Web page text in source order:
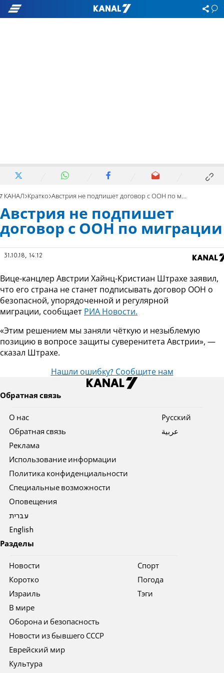
7 КАНАЛ Кратко Австрия не подпишет договор с ООН по миграции
Австрия не подпишет
договор с ООН по миграции
31.10.18, 14:12
Вице-канцлер Австрии Хайнц-Кристиан Штрахе заявил,
что его страна не станет подписывать договор ООН о
безопасной, упорядоченной и регулярной
миграции, сообщает РИА Новости.
«Этим решением мы заняли чёткую и незыблемую
позицию в вопросе защиты суверенитета Австрии», —
сказал Штрахе.
Нашли ошибку? Сообщите нам
Обратная связь
О нас
Обратная связь
Реклама
Использование информации
Политика конфиденциальности
Специальные возможности
Оповещения
עברית
English
Pусский
عربية
Разделы
Новости
Коротко
Израиль
В мире
Оборона и безопасность
Новости из бывшего СССР
Еврейский мир
Культура
Спорт
Погода
Тэги